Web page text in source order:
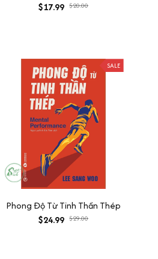
$17.99 $20.00
SALE
Phong Độ Từ Tinh Thần Thép
$24.99 $29.00